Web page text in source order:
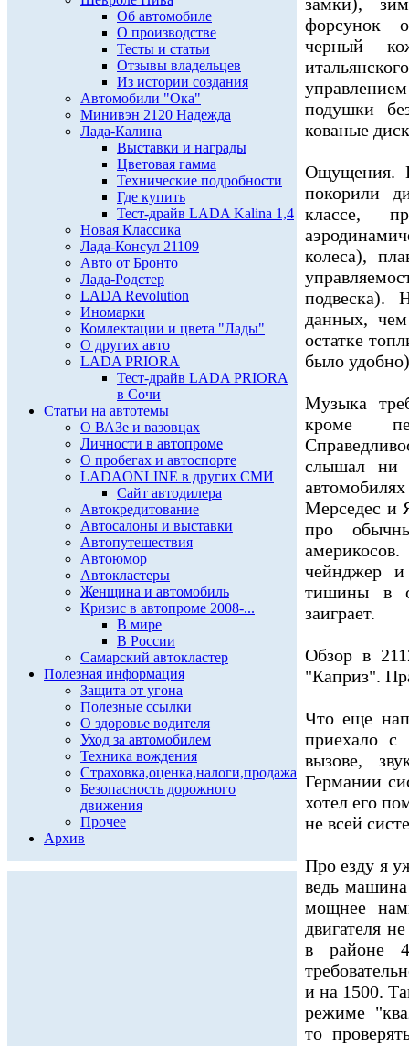
Об автомобиле
О производстве
Тесты и статьи
Отзывы владельцев
Из истории создания
Автомобили "Ока"
Минивэн 2120 Надежда
Лада-Калина
Выставки и награды
Цветовая гамма
Технические подробности
Где купить
Тест-драйв LADA Kalina 1,4
Новая Классика
Лада-Консул 21109
Авто от Бронто
Лада-Родстер
LADA Revolution
Иномарки
Комлектации и цвета "Лады"
О других авто
LADA PRIORA
Тест-драйв LADA PRIORA
в Сочи
Статьи на автотемы
О ВАЗе и вазовцах
Личности в автопроме
О пробегах и автоспорте
LADAONLINE в других СМИ
Сайт автодилера
Автокредитование
Автосалоны и выставки
Автопутешествия
Автоюмор
Автокластеры
Женщина и автомобиль
Кризис в автопроме 2008-...
В мире
В России
Самарский автокластер
Полезная информация
Защита от угона
Полезные ссылки
О здоровье водителя
Уход за автомобилем
Техника вождения
Страховка,оценка,налоги,продажа
Безопасность дорожного
движения
Прочее
Архив
форсунок
черный
подушки
кованые
Ощущения.
покорили
классе,
колеса),
подвеска).
данных,
остатке
было
Музыка
кроме
слышал ни
Мерседес и
про
чейнджер
тишины в
заиграет.
Обзор в
"Каприз".
Что еще
приехало с
вызове,
Германии
хотел его
не всей
Про езду я
ведь
мощнее
двигателя
в районе
и на 1500.
режиме
то